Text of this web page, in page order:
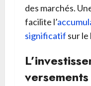
des marchés.
facilite l’
significatif sur